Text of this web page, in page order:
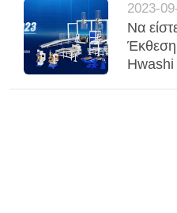
και
2023-
Να
Hwashi